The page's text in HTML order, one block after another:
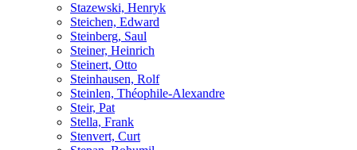
Stazewski, Henryk
Steichen, Edward
Steinberg, Saul
Steiner, Heinrich
Steinert, Otto
Steinhausen, Rolf
Steinlen, Théophile-Alexandre
Steir, Pat
Stella, Frank
Stenvert, Curt